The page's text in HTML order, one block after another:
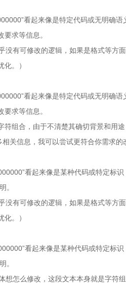
看起来像是特定代码或无明确
求等信息。
有可修改的逻辑，如果是格式等方
。）
看起来像是特定代码或无明确
求等信息。
组合，由于不清楚其确切背景和用途
关信息，我可以尝试更符合你需求的
看起来像是某种代码或特定标
。
有可修改的逻辑，如果是格式等方
。）
看起来像是某种代码或特定标
。
怎么修改，这段文本本身就是字符